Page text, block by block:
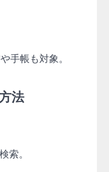
手帳も対象。
法
索。